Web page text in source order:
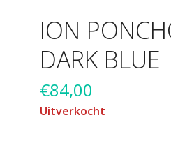
ION
DARK BLUE
€84,00
Uitverkocht